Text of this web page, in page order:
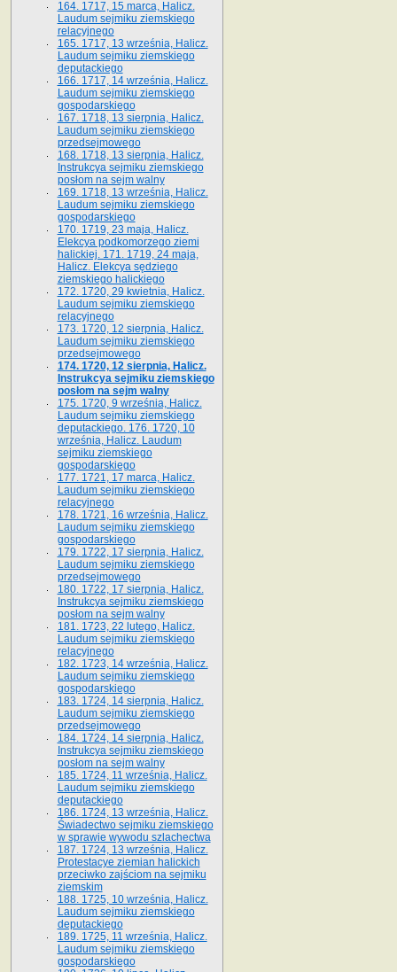
164. 1717, 15 marca, Halicz.
Laudum sejmiku ziemskiego
relacyjnego
165. 1717, 13 września, Halicz.
Laudum sejmiku ziemskiego
deputackiego
166. 1717, 14 września, Halicz.
Laudum sejmiku ziemskiego
gospodarskiego
167. 1718, 13 sierpnia, Halicz.
Laudum sejmiku ziemskiego
przedsejmowego
168. 1718, 13 sierpnia, Halicz.
Instrukcya sejmiku ziemskiego
posłom na sejm walny
169. 1718, 13 września, Halicz.
Laudum sejmiku ziemskiego
gospodarskiego
170. 1719, 23 maja, Halicz.
Elekcya podkomorzego ziemi
halickiej. 171. 1719, 24 maja,
Halicz. Elekcya sędziego
ziemskiego halickiego
172. 1720, 29 kwietnia, Halicz.
Laudum sejmiku ziemskiego
relacyjnego
173. 1720, 12 sierpnia, Halicz.
Laudum sejmiku ziemskiego
przedsejmowego
174. 1720, 12 sierpnia, Halicz.
Instrukcya sejmiku ziemskiego
posłom na sejm walny
175. 1720, 9 września, Halicz.
Laudum sejmiku ziemskiego
deputackiego. 176. 1720, 10
września, Halicz. Laudum
sejmiku ziemskiego
gospodarskiego
177. 1721, 17 marca, Halicz.
Laudum sejmiku ziemskiego
relacyjnego
178. 1721, 16 września, Halicz.
Laudum sejmiku ziemskiego
gospodarskiego
179. 1722, 17 sierpnia, Halicz.
Laudum sejmiku ziemskiego
przedsejmowego
180. 1722, 17 sierpnia, Halicz.
Instrukcya sejmiku ziemskiego
posłom na sejm walny
181. 1723, 22 lutego, Halicz.
Laudum sejmiku ziemskiego
relacyjnego
182. 1723, 14 września, Halicz.
Laudum sejmiku ziemskiego
gospodarskiego
183. 1724, 14 sierpnia, Halicz.
Laudum sejmiku ziemskiego
przedsejmowego
184. 1724, 14 sierpnia, Halicz.
Instrukcya sejmiku ziemskiego
posłom na sejm walny
185. 1724, 11 września, Halicz.
Laudum sejmiku ziemskiego
deputackiego
186. 1724, 13 września, Halicz.
Świadectwo sejmiku ziemskiego
w sprawie wywodu szlachectwa
187. 1724, 13 września, Halicz.
Protestacye ziemian halickich
przeciwko zajściom na sejmiku
ziemskim
188. 1725, 10 września, Halicz.
Laudum sejmiku ziemskiego
deputackiego
189. 1725, 11 września, Halicz.
Laudum sejmiku ziemskiego
gospodarskiego